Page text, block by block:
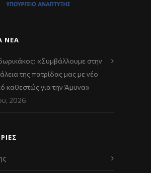
ΝΈΑ
«Συμβάλλουμε στην
της πατρίδας μας με νέο
καθεστώς για την Άμυνα»
2026